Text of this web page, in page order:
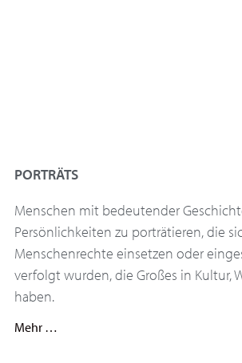
PORTRÄTS
Menschen mit bedeutender
Persönlichkeiten zu porträtieren, die
Menschenrechte einsetzen oder
verfolgt wurden, die Großes in Kultur,
haben.
Mehr …